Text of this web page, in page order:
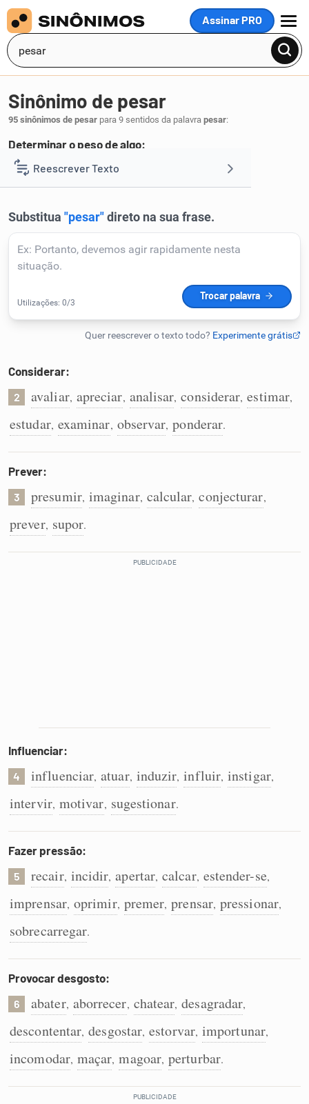
Assinar PRO
MENU
Reescrever Texto
Corrigir Texto
Humanizador de IA
Cata-letras
Conexões
Caça-palavras
Dicionário
Sinônimo de pesar
95 sinônimos de pesar para 9 sentidos da palavra pesar:
Determinar o peso de algo:
1 abalançar,romanear
Considerar:
2 avaliar, apreciar, analisar, considerar, estimar,
estudar, examinar, observar, ponderar.
Prever:
3 presumir, imaginar, calcular, conjecturar,
prever, supor.
Influenciar:
4 influenciar, atuar, induzir, influir, instigar,
intervir, motivar, sugestionar.
Fazer pressão:
5 recair, incidir, apertar, calcar, estender-se,
imprensar, oprimir, premer, prensar, pressionar,
sobrecarregar.
Provocar desgosto:
6 abater, aborrecer, chatear, desagradar,
descontentar, desgostar, estorvar, importunar,
incomodar, maçar, magoar, perturbar.